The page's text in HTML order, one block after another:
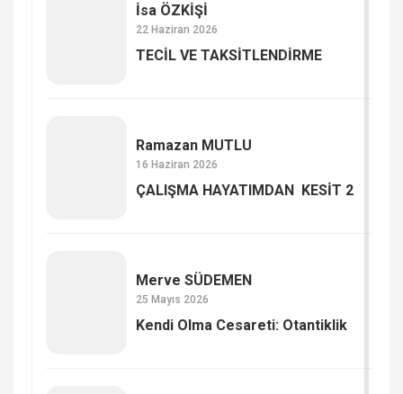
İsa ÖZKİŞİ
22 Haziran 2026
TECİL VE TAKSİTLENDİRME
Ramazan MUTLU
16 Haziran 2026
ÇALIŞMA HAYATIMDAN KESİT 2
Merve SÜDEMEN
25 Mayıs 2026
Kendi Olma Cesareti: Otantiklik